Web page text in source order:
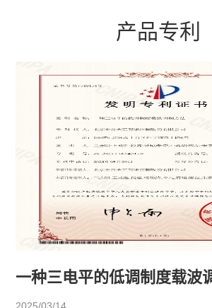
产品专利
一种三电平的低调制度载波调制方法（ZL
2025/03/14